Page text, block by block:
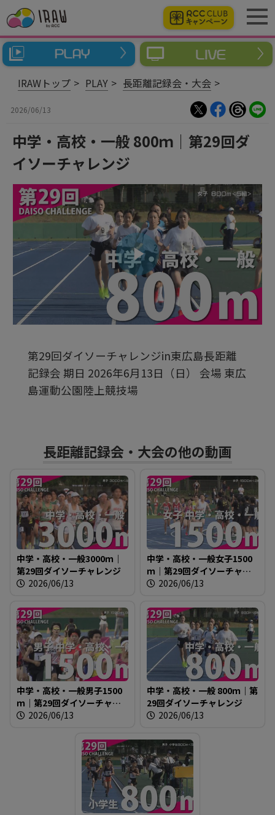
IRAWトップ PLAY 長距離記録会・大会
2026/06/13
中学・高校・一般 800ｍ｜第29回ダ
イソーチャレンジ
ビ
デ
オ
再
生
す
る
第29回ダイソーチャレンジin東広島長距離
記録会 期日 2026年6月13日（日） 会場 東広
島運動公園陸上競技場
長距離記録会・大会の他の動画
中学・高校・一般3000ｍ｜
第29回ダイソーチャレンジ
2026/06/13
中学・高校・一般女子1500
ｍ｜第29回ダイソーチャレ
ンジ2026/06/13
中学・高校・一般男子1500
ｍ｜第29回ダイソーチャレ
ンジ2026/06/13
中学・高校・一般 800ｍ｜第
29回ダイソーチャレンジ
2026/06/13